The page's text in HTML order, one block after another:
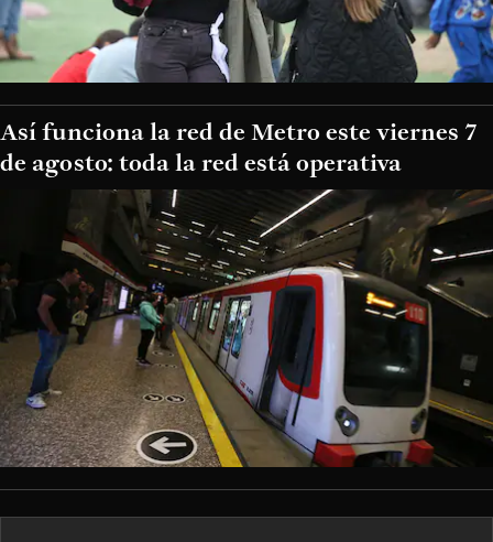
Así funciona la red de Metro este viernes 7
de agosto: toda la red está operativa